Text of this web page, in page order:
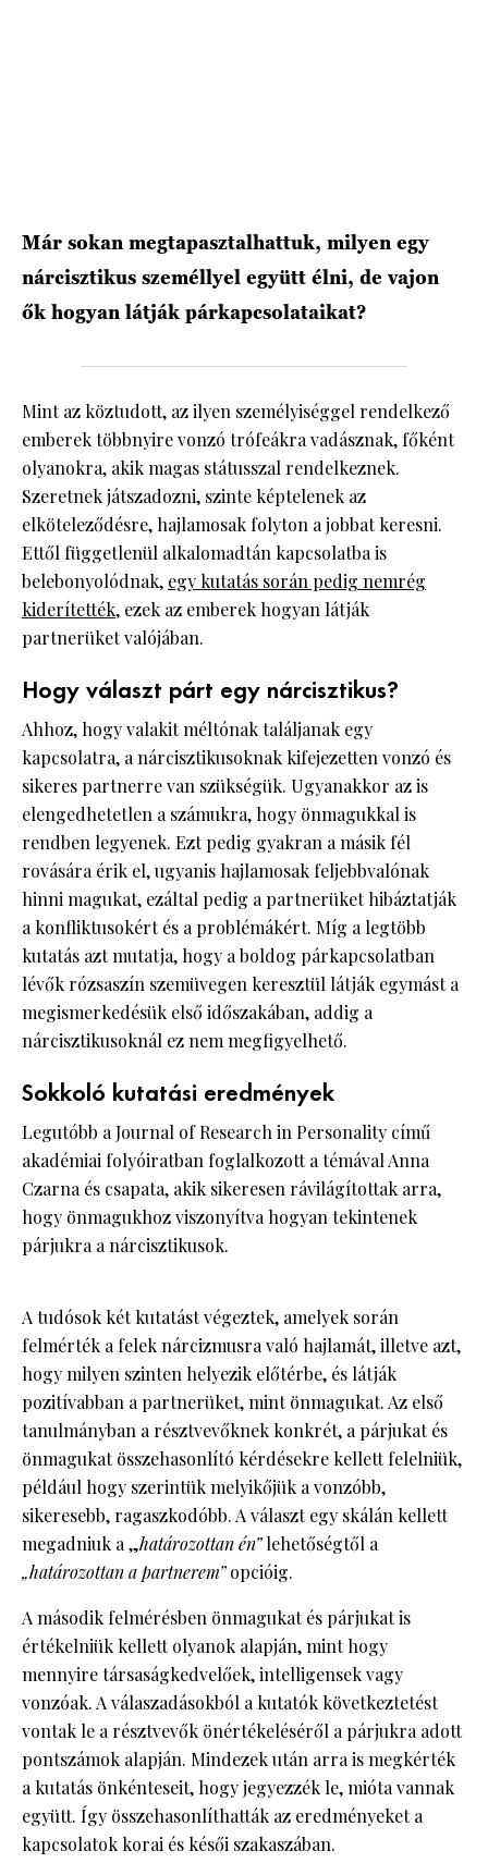
Már sokan megtapasztalhattuk, milyen egy
nárcisztikus személlyel együtt élni, de vajon
ők hogyan látják párkapcsolataikat?
Mint az köztudott, az ilyen személyiséggel rendelkező
emberek többnyire vonzó trófeákra vadásznak, főként
olyanokra, akik magas státusszal rendelkeznek.
Szeretnek játszadozni, szinte képtelenek az
elköteleződésre, hajlamosak folyton a jobbat keresni.
Ettől függetlenül alkalomadtán kapcsolatba is
belebonyolódnak, egy kutatás során pedig nemrég
kiderítették, ezek az emberek hogyan látják
partnerüket valójában.
Hogy választ párt egy nárcisztikus?
Ahhoz, hogy valakit méltónak találjanak egy
kapcsolatra, a nárcisztikusoknak kifejezetten vonzó és
sikeres partnerre van szükségük. Ugyanakkor az is
elengedhetetlen a számukra, hogy önmagukkal is
rendben legyenek. Ezt pedig gyakran a másik fél
rovására érik el, ugyanis hajlamosak feljebbvalónak
hinni magukat, ezáltal pedig a partnerüket hibáztatják
a konfliktusokért és a problémákért. Míg a legtöbb
kutatás azt mutatja, hogy a boldog párkapcsolatban
lévők rózsaszín szemüvegen keresztül látják egymást a
megismerkedésük első időszakában, addig a
nárcisztikusoknál ez nem megfigyelhető.
Sokkoló kutatási eredmények
Legutóbb a Journal of Research in Personality című
akadémiai folyóiratban foglalkozott a témával Anna
Czarna és csapata, akik sikeresen rávilágítottak arra,
hogy önmagukhoz viszonyítva hogyan tekintenek
párjukra a nárcisztikusok.
A tudósok két kutatást végeztek, amelyek során
felmérték a felek nárcizmusra való hajlamát, illetve azt,
hogy milyen szinten helyezik előtérbe, és látják
pozitívabban a partnerüket, mint önmagukat. Az első
tanulmányban a résztvevőknek konkrét, a párjukat és
önmagukat összehasonlító kérdésekre kellett felelniük,
például hogy szerintük melyikőjük a vonzóbb,
sikeresebb, ragaszkodóbb. A választ egy skálán kellett
megadniuk a „határozottan én”lehetőségtől a
„határozottan a partnerem”opcióig.
A második felmérésben önmagukat és párjukat is
értékelniük kellett olyanok alapján, mint hogy
mennyire társaságkedvelőek, intelligensek vagy
vonzóak. A válaszadásokból a kutatók következtetést
vontak le a résztvevők önértékeléséről a párjukra adott
pontszámok alapján. Mindezek után arra is megkérték
a kutatás önkénteseit, hogy jegyezzék le, mióta vannak
együtt. Így összehasonlíthatták az eredményeket a
kapcsolatok korai és késői szakaszában.